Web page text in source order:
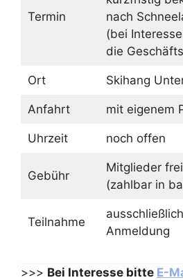
Termin
nach
(bei
die
Ort Skihang
Anfahrt mit eigenem
Uhrzeit noch offen
Gebühr
Mitglieder
(zahlbar in
Teilnahme
Anmeldung
>>> Bei Interesse bitte E-